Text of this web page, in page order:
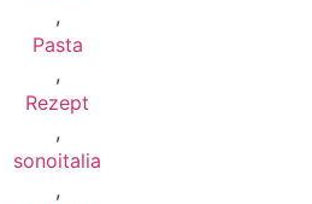
,
Pasta
,
Rezept
,
sonoitalia
,